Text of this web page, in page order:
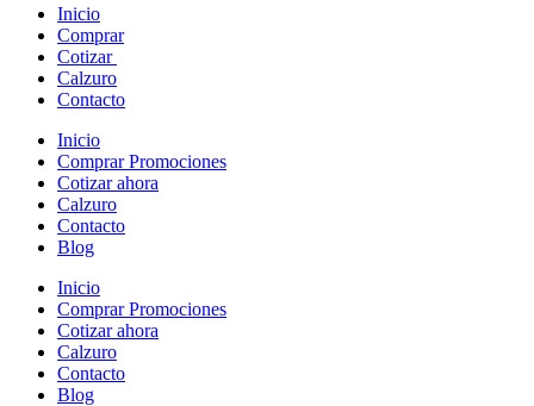
Inicio
Comprar
Cotizar
Calzuro
Contacto
Inicio
Comprar Promociones
Cotizar ahora
Calzuro
Contacto
Blog
Inicio
Comprar Promociones
Cotizar ahora
Calzuro
Contacto
Blog